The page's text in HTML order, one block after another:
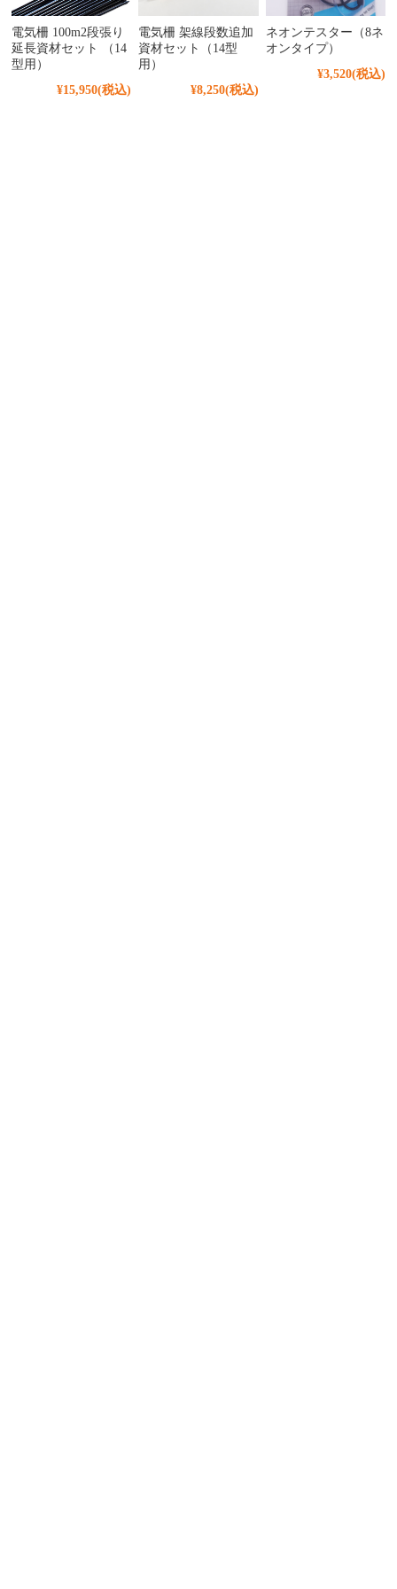
電気柵 100m2段張り
延長資材セット （14
型用）
¥15,950(税込)
電気柵 架線段数追加
資材セット（14型
用）
¥8,250(税込)
ネオンテスター（8ネ
オンタイプ）
¥3,520(税込)